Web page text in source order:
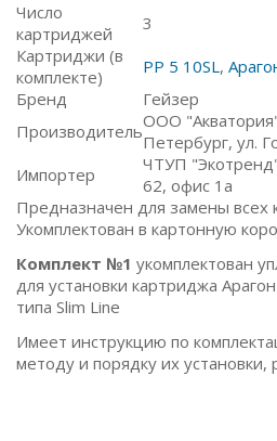
Число
картриджей
3
Картриджи (в
комплекте)
PP 5 10SL,
Бренд
Гейзер
ПроизводительООО
Петербург, ул.
Импортер
ЧТУП
62, офис 1а
Предназначен для замены всех
Укомплектован в картонную
Комплект №1 укомплектован
для установки картриджа
типа Slim Line
Имеет инструкцию по
методу и порядку их установки,